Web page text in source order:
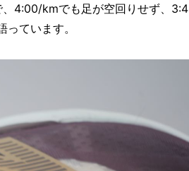
4:00/kmでも足が空回りせず、3:4
ています。